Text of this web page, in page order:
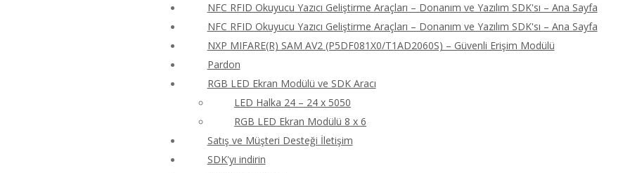
NFC RFID Okuyucu Yazıcı Geliştirme Araçları – Donanım ve Yazılım SDK'sı – Ana Sayfa
NFC RFID Okuyucu Yazıcı Geliştirme Araçları – Donanım ve Yazılım SDK'sı – Ana Sayfa
NXP MIFARE(R) SAM AV2 (P5DF081X0/T1AD2060S) – Güvenli Erişim Modülü
Pardon
RGB LED Ekran Modülü ve SDK Aracı
LED Halka 24 – 24 x 5050
RGB LED Ekran Modülü 8 x 6
Satış ve Müşteri Desteği İletişim
SDK'yı indirin